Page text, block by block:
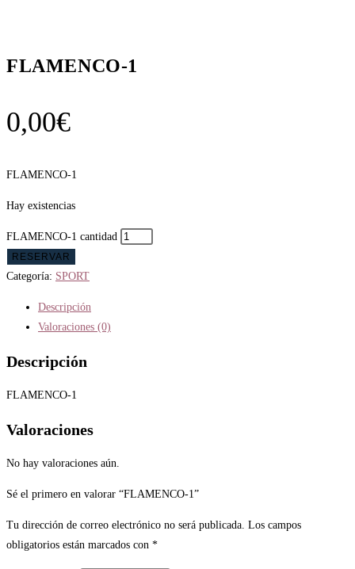
FLAMENCO-1
0,00€
FLAMENCO-1
Hay existencias
FLAMENCO-1 cantidad
RESERVAR
Categoría: SPORT
Descripción
Valoraciones (0)
Descripción
FLAMENCO-1
Valoraciones
No hay valoraciones aún.
Sé el primero en valorar “FLAMENCO-1”
Tu dirección de correo electrónico no será publicada. Los campos
obligatorios están marcados con *